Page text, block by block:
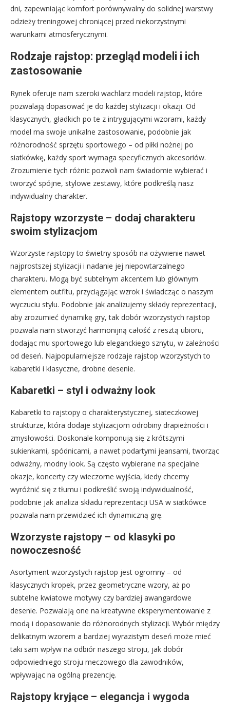
dni, zapewniając komfort porównywalny do solidnej warstwy
odzieży treningowej chroniącej przed niekorzystnymi
warunkami atmosferycznymi.
Rodzaje rajstop: przegląd modeli i ich
zastosowanie
Rynek oferuje nam szeroki wachlarz modeli rajstop, które
pozwalają dopasować je do każdej stylizacji i okazji. Od
klasycznych, gładkich po te z intrygującymi wzorami, każdy
model ma swoje unikalne zastosowanie, podobnie jak
różnorodność sprzętu sportowego – od piłki nożnej po
siatkówkę, każdy sport wymaga specyficznych akcesoriów.
Zrozumienie tych różnic pozwoli nam świadomie wybierać i
tworzyć spójne, stylowe zestawy, które podkreślą nasz
indywidualny charakter.
Rajstopy wzorzyste – dodaj charakteru
swoim stylizacjom
Wzorzyste rajstopy to świetny sposób na ożywienie nawet
najprostszej stylizacji i nadanie jej niepowtarzalnego
charakteru. Mogą być subtelnym akcentem lub głównym
elementem outfitu, przyciągając wzrok i świadcząc o naszym
wyczuciu stylu. Podobnie jak analizujemy składy reprezentacji,
aby zrozumieć dynamikę gry, tak dobór wzorzystych rajstop
pozwala nam stworzyć harmonijną całość z resztą ubioru,
dodając mu sportowego lub eleganckiego sznytu, w zależności
od deseń. Najpopularniejsze rodzaje rajstop wzorzystych to
kabaretki i klasyczne, drobne desenie.
Kabaretki – styl i odważny look
Kabaretki to rajstopy o charakterystycznej, siateczkowej
strukturze, która dodaje stylizacjom odrobiny drapieżności i
zmysłowości. Doskonale komponują się z krótszymi
sukienkami, spódnicami, a nawet podartymi jeansami, tworząc
odważny, modny look. Są często wybierane na specjalne
okazje, koncerty czy wieczorne wyjścia, kiedy chcemy
wyróżnić się z tłumu i podkreślić swoją indywidualność,
podobnie jak analiza składu reprezentacji USA w siatkówce
pozwala nam przewidzieć ich dynamiczną grę.
Wzorzyste rajstopy – od klasyki po
nowoczesność
Asortyment wzorzystych rajstop jest ogromny – od
klasycznych kropek, przez geometryczne wzory, aż po
subtelne kwiatowe motywy czy bardziej awangardowe
desenie. Pozwalają one na kreatywne eksperymentowanie z
modą i dopasowanie do różnorodnych stylizacji. Wybór między
delikatnym wzorem a bardziej wyrazistym deseń może mieć
taki sam wpływ na odbiór naszego stroju, jak dobór
odpowiedniego stroju meczowego dla zawodników,
wpływając na ogólną prezencję.
Rajstopy kryjące – elegancja i wygoda